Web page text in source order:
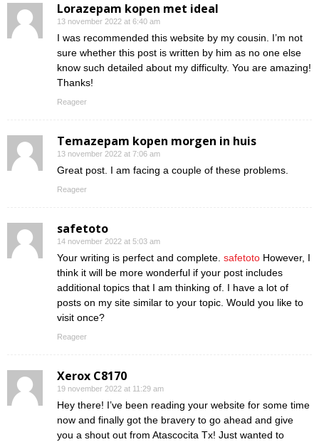
Lorazepam kopen met ideal
13 november 2022 at 6:40 am
I was recommended this website by my cousin. I’m not
sure whether this post is written by him as no one else
know such detailed about my difficulty. You are amazing!
Thanks!
Reageer
Temazepam kopen morgen in huis
13 november 2022 at 7:06 am
Great post. I am facing a couple of these problems.
Reageer
safetoto
14 november 2022 at 5:03 am
Your writing is perfect and complete. safetoto However, I
think it will be more wonderful if your post includes
additional topics that I am thinking of. I have a lot of
posts on my site similar to your topic. Would you like to
visit once?
Reageer
Xerox C8170
19 november 2022 at 11:29 am
Hey there! I’ve been reading your website for some time
now and finally got the bravery to go ahead and give
you a shout out from Atascocita Tx! Just wanted to